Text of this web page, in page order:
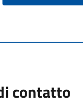
contatto